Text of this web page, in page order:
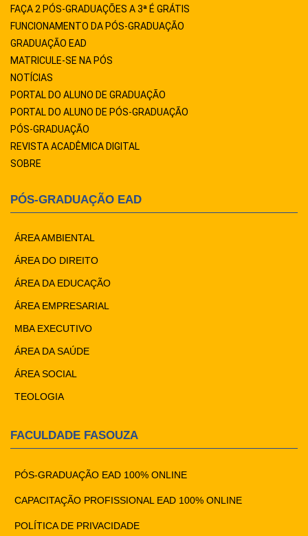
FAÇA 2 PÓS-GRADUAÇÕES A 3ª É GRÁTIS
FUNCIONAMENTO DA PÓS-GRADUAÇÃO
GRADUAÇÃO EAD
MATRICULE-SE NA PÓS
NOTÍCIAS
PORTAL DO ALUNO DE GRADUAÇÃO
PORTAL DO ALUNO DE PÓS-GRADUAÇÃO
PÓS-GRADUAÇÃO
REVISTA ACADÊMICA DIGITAL
SOBRE
PÓS-GRADUAÇÃO EAD
ÁREA AMBIENTAL
ÁREA DO DIREITO
ÁREA DA EDUCAÇÃO
ÁREA EMPRESARIAL
MBA EXECUTIVO
ÁREA DA SAÚDE
ÁREA SOCIAL
TEOLOGIA
FACULDADE FASOUZA
PÓS-GRADUAÇÃO EAD 100% ONLINE
CAPACITAÇÃO PROFISSIONAL EAD 100% ONLINE
POLÍTICA DE PRIVACIDADE